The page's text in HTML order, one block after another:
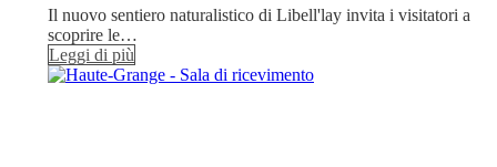
Il nuovo sentiero naturalistico di Libell'lay invita i visitatori a
scoprire le…
Leggi di più